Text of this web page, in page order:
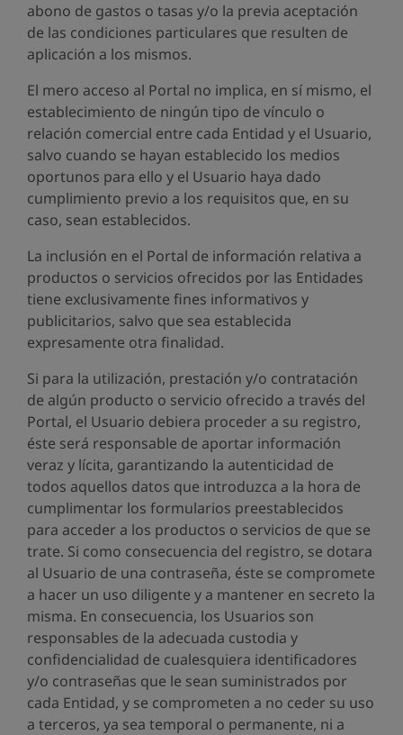
abono de gastos o tasas y/o la previa aceptación
de las condiciones particulares que resulten de
aplicación a los mismos.
El mero acceso al Portal no implica, en sí mismo, el
establecimiento de ningún tipo de vínculo o
relación comercial entre cada Entidad y el Usuario,
salvo cuando se hayan establecido los medios
oportunos para ello y el Usuario haya dado
cumplimiento previo a los requisitos que, en su
caso, sean establecidos.
La inclusión en el Portal de información relativa a
productos o servicios ofrecidos por las Entidades
tiene exclusivamente fines informativos y
publicitarios, salvo que sea establecida
expresamente otra finalidad.
Si para la utilización, prestación y/o contratación
de algún producto o servicio ofrecido a través del
Portal, el Usuario debiera proceder a su registro,
éste será responsable de aportar información
veraz y lícita, garantizando la autenticidad de
todos aquellos datos que introduzca a la hora de
cumplimentar los formularios preestablecidos
para acceder a los productos o servicios de que se
trate. Si como consecuencia del registro, se dotara
al Usuario de una contraseña, éste se compromete
a hacer un uso diligente y a mantener en secreto la
misma. En consecuencia, los Usuarios son
responsables de la adecuada custodia y
confidencialidad de cualesquiera identificadores
y/o contraseñas que le sean suministrados por
cada Entidad, y se comprometen a no ceder su uso
a terceros, ya sea temporal o permanente, ni a